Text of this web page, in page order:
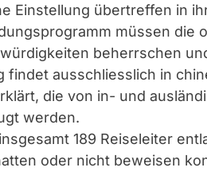
Einstellung übertreffen in
müssen die
beherrschen
ausschliesslich in
die von in- und
werden.
189 Reiseleiter
oder nicht beweisen